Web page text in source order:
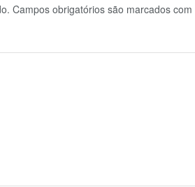
Campos obrigatórios são marcados com